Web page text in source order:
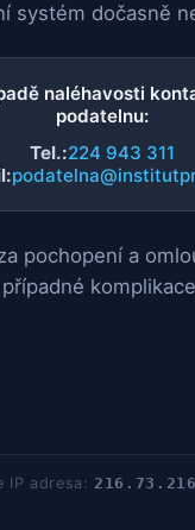
systém dočasně
naléhavosti
podatelnu:
Tel.:224 943 311
pochopení a
případné
IP adresa: